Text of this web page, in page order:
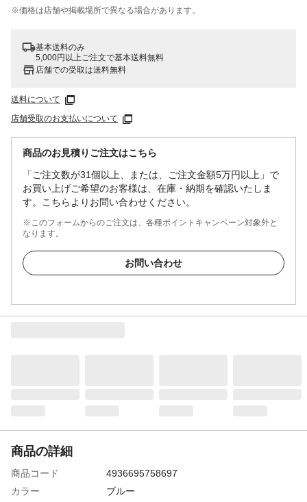
※価格は​店舗や​掲載場所で​異なる​場合が​あります。
基本送料のみ
5,000円以上ご注文で基本送料無料
店舗での受取は送料無料
送料について
店舗受取のお支払いについて
商品のお見積りご注文はこちら
「ご注文数が31個以上、または、ご注文金額5万円以上」で
お買い上げご希望のお客様は、在庫・納期を確認いたしま
す。こちらよりお問い合わせください。
※このフォームからのご注文は、各種ポイントキャンペーン対象外と
なります。
お問い合わせ
商品の詳細
商品コード
4936695758697
カラー
ブルー